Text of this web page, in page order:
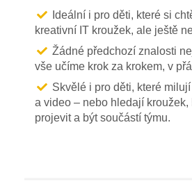
Ideální i pro děti, které si
kreativní IT kroužek, ale ještě
Žádné předchozí znalosti
vše učíme krok za krokem, v
Skvělé i pro děti, které
a video – nebo hledají kroužek,
projevit a být součástí týmu.